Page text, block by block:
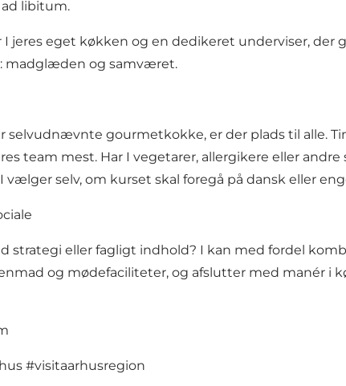
libitum.
jeres eget køkken og en dedikeret underviser, der
madglæden og samværet.
selvudnævnte gourmetkokke, er der plads til alle.
team mest. Har I vegetarer, allergikere eller
selv, om kurset skal foregå på dansk eller
strategi eller fagligt indhold? I kan med fordel
og mødefaciliteter, og afslutter med manér i
#visitaarhusregion